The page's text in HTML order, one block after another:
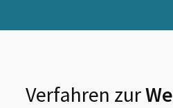
Verfahren zur